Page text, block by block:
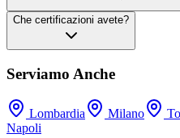
Che certificazioni avete?
Serviamo Anche
Lombardia Milano
Napoli